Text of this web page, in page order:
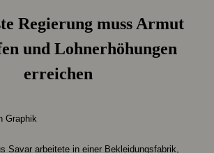
Regierung muss Armut
und Lohnerhöhungen
erreichen
Savar arbeitete in einer Bekleidungsfabrik,